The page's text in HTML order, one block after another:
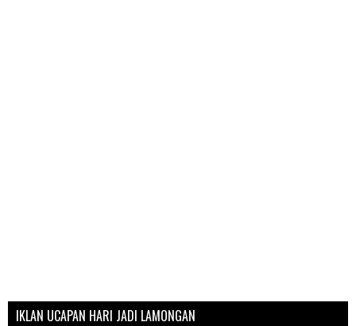
IKLAN UCAPAN HARI JADI LAMONGAN